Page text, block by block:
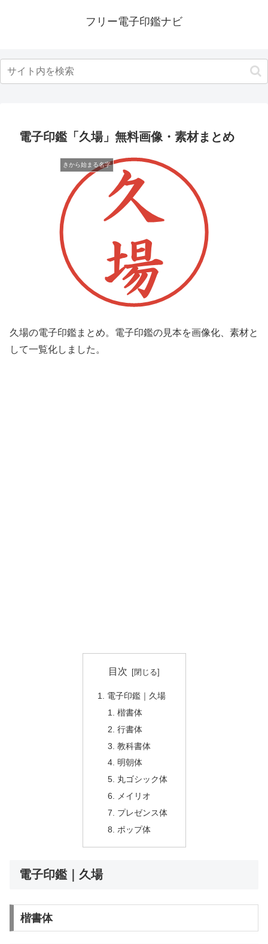
フリー電子印鑑ナビ
電子印鑑「久場」無料画像・素材まとめ
きから始まる名字
久場の電子印鑑まとめ。電子印鑑の見本を画像化、素材と
して一覧化しました。
目次
電子印鑑｜久場
楷書体
行書体
教科書体
明朝体
丸ゴシック体
メイリオ
プレゼンス体
ポップ体
電子印鑑｜久場
楷書体